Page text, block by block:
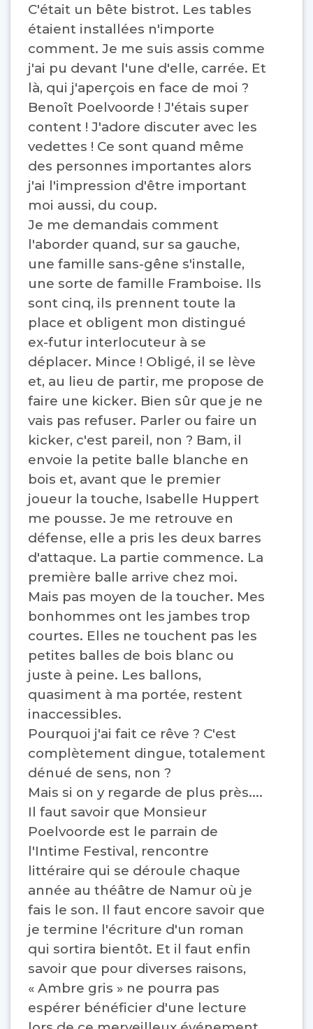
C'était un bête bistrot. Les tables
étaient installées n'importe
comment. Je me suis assis comme
j'ai pu devant l'une d'elle, carrée. Et
là, qui j'aperçois en face de moi ?
Benoît Poelvoorde ! J'étais super
content ! J'adore discuter avec les
vedettes ! Ce sont quand même
des personnes importantes alors
j'ai l'impression d'être important
moi aussi, du coup.
Je me demandais comment
l'aborder quand, sur sa gauche,
une famille sans-gêne s'installe,
une sorte de famille Framboise. Ils
sont cinq, ils prennent toute la
place et obligent mon distingué
ex-futur interlocuteur à se
déplacer. Mince ! Obligé, il se lève
et, au lieu de partir, me propose de
faire une kicker. Bien sûr que je ne
vais pas refuser. Parler ou faire un
kicker, c'est pareil, non ? Bam, il
envoie la petite balle blanche en
bois et, avant que le premier
joueur la touche, Isabelle Huppert
me pousse. Je me retrouve en
défense, elle a pris les deux barres
d'attaque. La partie commence. La
première balle arrive chez moi.
Mais pas moyen de la toucher. Mes
bonhommes ont les jambes trop
courtes. Elles ne touchent pas les
petites balles de bois blanc ou
juste à peine. Les ballons,
quasiment à ma portée, restent
inaccessibles.
Pourquoi j'ai fait ce rêve ? C'est
complètement dingue, totalement
dénué de sens, non ?
Mais si on y regarde de plus près....
Il faut savoir que Monsieur
Poelvoorde est le parrain de
l'Intime Festival, rencontre
littéraire qui se déroule chaque
année au théâtre de Namur où je
fais le son. Il faut encore savoir que
je termine l'écriture d'un roman
qui sortira bientôt. Et il faut enfin
savoir que pour diverses raisons,
« Ambre gris » ne pourra pas
espérer bénéficier d'une lecture